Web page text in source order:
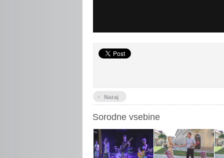
‹ Nazaj
Sorodne vsebine